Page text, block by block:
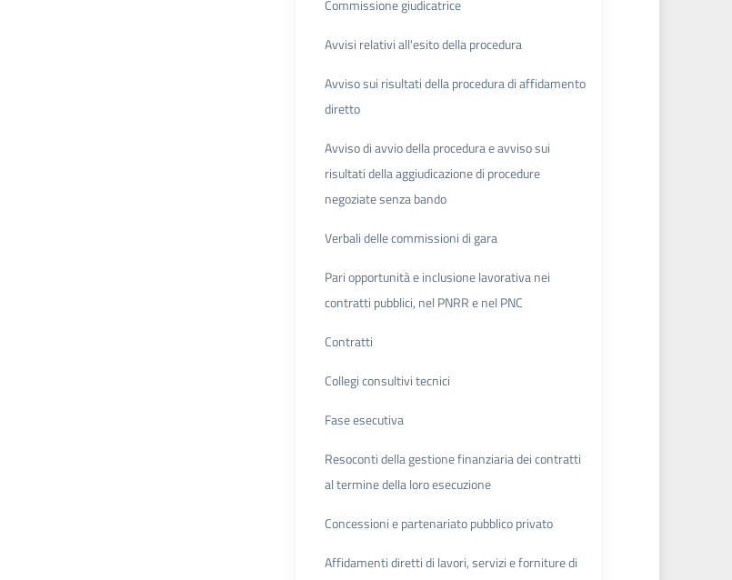
Commissione giudicatrice
Avvisi relativi all'esito della procedura
Avviso sui risultati della procedura di affidamento
diretto
Avviso di avvio della procedura e avviso sui
risultati della aggiudicazione di procedure
negoziate senza bando
Verbali delle commissioni di gara
Pari opportunità e inclusione lavorativa nei
contratti pubblici, nel PNRR e nel PNC
Contratti
Collegi consultivi tecnici
Fase esecutiva
Resoconti della gestione finanziaria dei contratti
al termine della loro esecuzione
Concessioni e partenariato pubblico privato
Affidamenti diretti di lavori, servizi e forniture di